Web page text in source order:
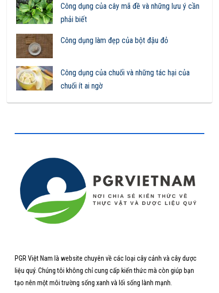
Công dụng của cây mã đề và những lưu ý cần
phải biết
Công dụng làm đẹp của bột đậu đỏ
Công dụng của chuối và những tác hại của
chuối ít ai ngờ
PGR Việt Nam là website chuyên về các loại cây cảnh và cây dược
liệu quý. Chúng tôi không chỉ cung cấp kiến thức mà còn giúp bạn
tạo nên một môi trường sống xanh và lối sống lành mạnh.